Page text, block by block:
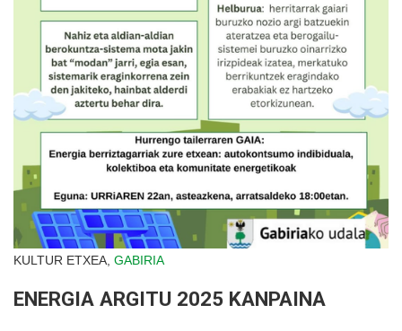
KULTUR ETXEA, GABIRIA
ENERGIA ARGITU 2025 KANPAINA